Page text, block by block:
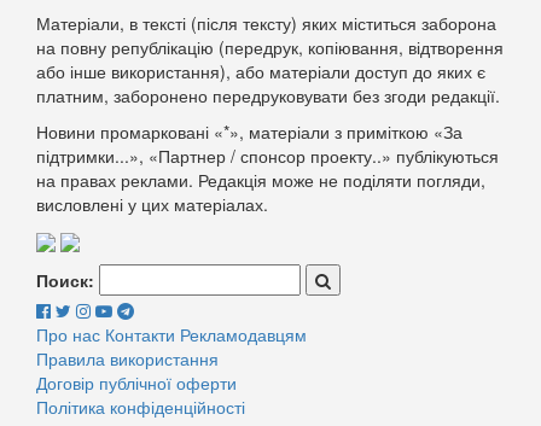
Матеріали, в тексті (після тексту) яких міститься заборона
на повну републікацію (передрук, копіювання, відтворення
або інше використання), або матеріали доступ до яких є
платним, заборонено передруковувати без згоди редакції.
Новини промарковані «*», матеріали з приміткою «За
підтримки...», «Партнер / спонсор проекту..» публікуються
на правах реклами. Редакція може не поділяти погляди,
висловлені у цих матеріалах.
Поиск:
Про нас Контакти Рекламодавцям
Правила використання
Договір публічної оферти
Політика конфіденційності